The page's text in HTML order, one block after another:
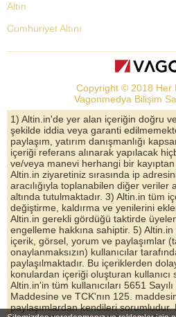
Altın
Cumhuriyet Altını
Dolar Kuru
Altın Yorumları
Döviz Kurları
Çeyrek Altın
Bitcoin
Euro/Dolar Parite
Sterlin
Döviz Arşivi
Copyright © 2018 Her
Vagonmedya Bilişim
1) Altin.in'de yer alan içeriğin doğru
şekilde iddia veya garanti
paylaşım, yatırım danışmanlığı
içeriği referans alınarak yapılacak
ve/veya manevi herhangi bir
Altin.in ziyaretiniz sırasında ip
aracılığıyla toplanabilen diğer veriler
altında tutulmaktadır. 3) Altin.in tüm
değiştirme, kaldırma ve yenilerini
Altin.in gerekli gördüğü taktirde
engelleme hakkına sahiptir. 5)
içerik, görsel, yorum ve paylaşımlar
onaylanmaksızın) kullanıcılar
paylaşılmaktadır. Bu içeriklerden
konulardan içeriği oluşturan kullanıcı
Altin.in'in tüm kullanıcıları 5651
Maddesine ve TCK'nın 125.
paylaşımlardan kendileri